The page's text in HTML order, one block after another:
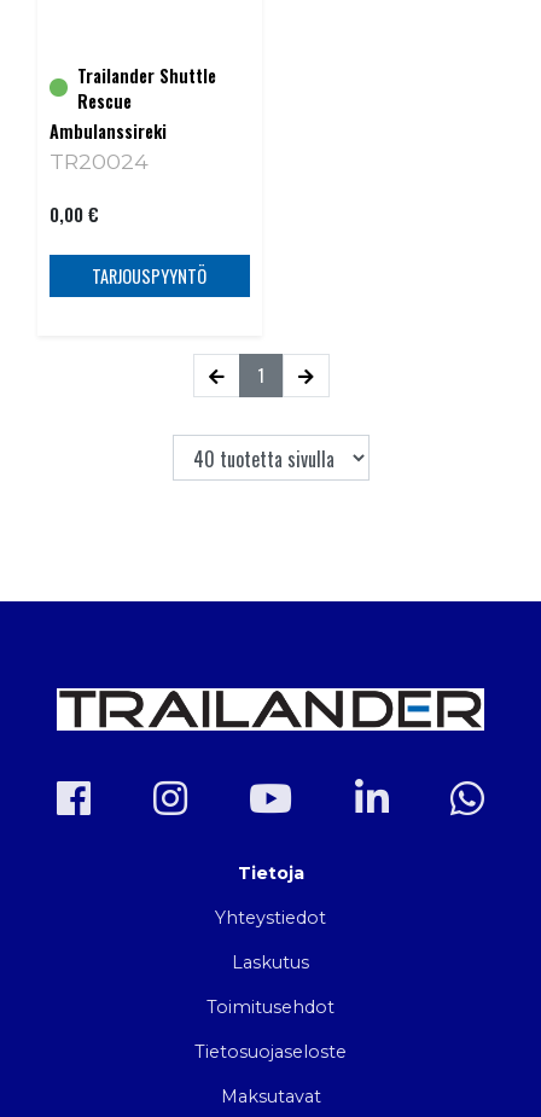
Trailander Shuttle
Rescue
Ambulanssireki
TR20024
0,00 €
TARJOUSPYYNTÖ
1(current)
Tietoja
Yhteystiedot
Laskutus
Toimitusehdot
Tietosuojaseloste
Maksutavat